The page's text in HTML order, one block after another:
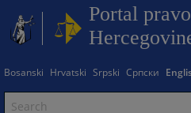
Portal
Bosanski Hrvatski Srpski Српски